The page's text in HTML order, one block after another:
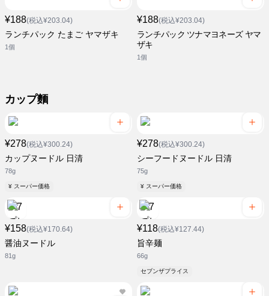
¥188(税込¥203.04)
ランチパック たまご ヤマザキ
1個
¥188(税込¥203.04)
ランチパック ツナマヨネーズ ヤマ
ザキ
1個
カップ麵
¥278(税込¥300.24)
カップヌードル 日清
78g
¥ スーパー価格
¥278(税込¥300.24)
シーフードヌードル 日清
75g
¥ スーパー価格
¥158(税込¥170.64)
醤油ヌードル
81g
¥118(税込¥127.44)
旨辛麺
66g
セブンザプライス